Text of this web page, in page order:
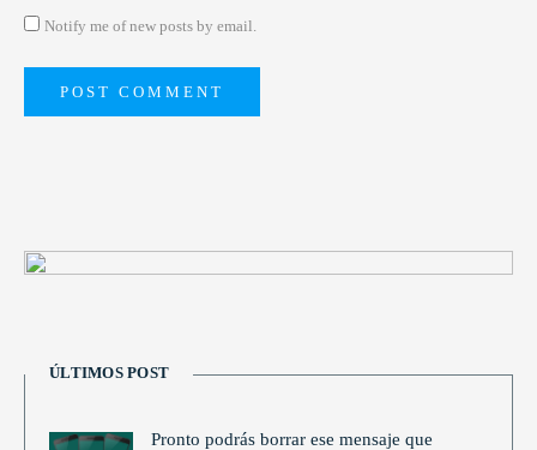
Notify me of new posts by email.
ÚLTIMOS POST
Pronto podrás borrar ese mensaje que